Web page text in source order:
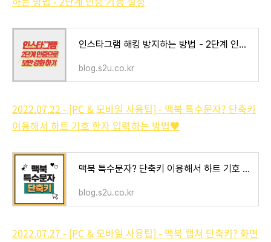
인스타그램 해킹 방지하는 방법 - 2단계 인증 기능 설정
blog.s2u.co.kr
2022.07.22 - [PC & 모바일 사용팁] - 맥북 특수문자? 단축키
이용해서 하트 기호 한자 입력하는 방법♥︎
맥북 특수문자? 단축키 이용해서 하트 기호 한자 입력하는 방법♥︎
blog.s2u.co.kr
2022.07.27 - [PC & 모바일 사용팁] - 맥북 캡쳐 단축키? 화면